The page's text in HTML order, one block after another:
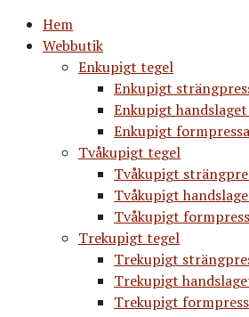
Hem
Webbutik
Enkupigt tegel
Enkupigt
Enkupigt
Enkupigt
Tvåkupigt tegel
Tvåkupigt
Tvåkupigt
Tvåkupigt
Trekupigt tegel
Trekupigt
Trekupigt
Trekupigt